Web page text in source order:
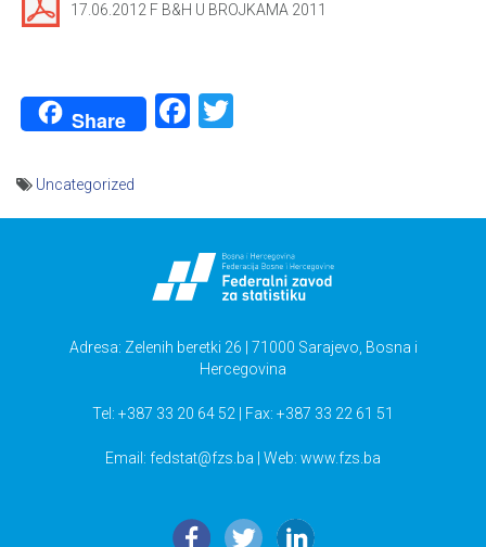
17.06.2012 F B&H U BROJKAMA 2011
Share Facebook
Uncategorized
Adresa: Zelenih beretki 26 | 71000 Sarajevo, Bosna i
Hercegovina
Tel: +387 33 20 64 52 | Fax: +387 33 22 61 51
Email: fedstat@fzs.ba | Web: www.fzs.ba